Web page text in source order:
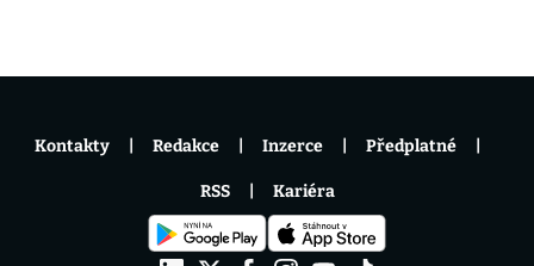
Kontakty Redakce Inzerce Předplatné
RSS Kariéra